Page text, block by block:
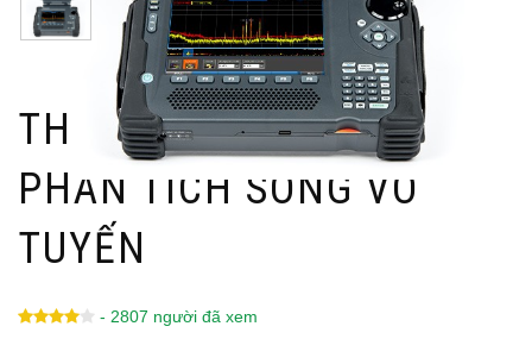
THIẾT BỊ KIỂM TRA,
PHÂN TÍCH SÓNG VÔ
TUYẾN
- 2807 người đã xem